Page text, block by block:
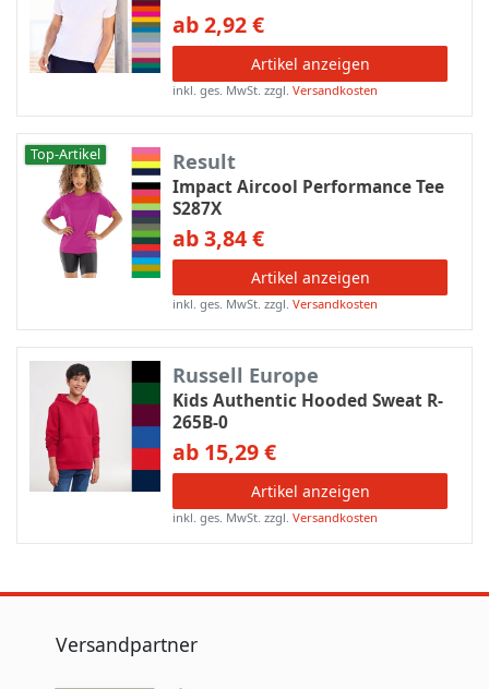
ab 2,92 €
Artikel anzeigen
inkl. ges. MwSt. zzgl.Versandkosten
Top-Artikel Result
Impact Aircool Performance Tee
S287X
ab 3,84 €
Artikel anzeigen
inkl. ges. MwSt. zzgl.Versandkosten
Russell Europe
Kids Authentic Hooded Sweat R-
265B-0
ab 15,29 €
Artikel anzeigen
inkl. ges. MwSt. zzgl.Versandkosten
Versandpartner